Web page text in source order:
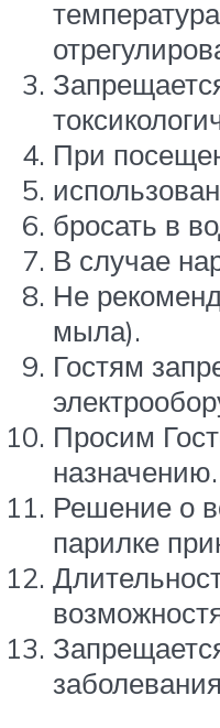
При
бросать в
В случае
Не
мыла).
Гостям
Просим
назначению.
Решение о
парилке